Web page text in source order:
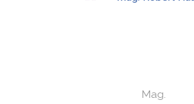
Mag.